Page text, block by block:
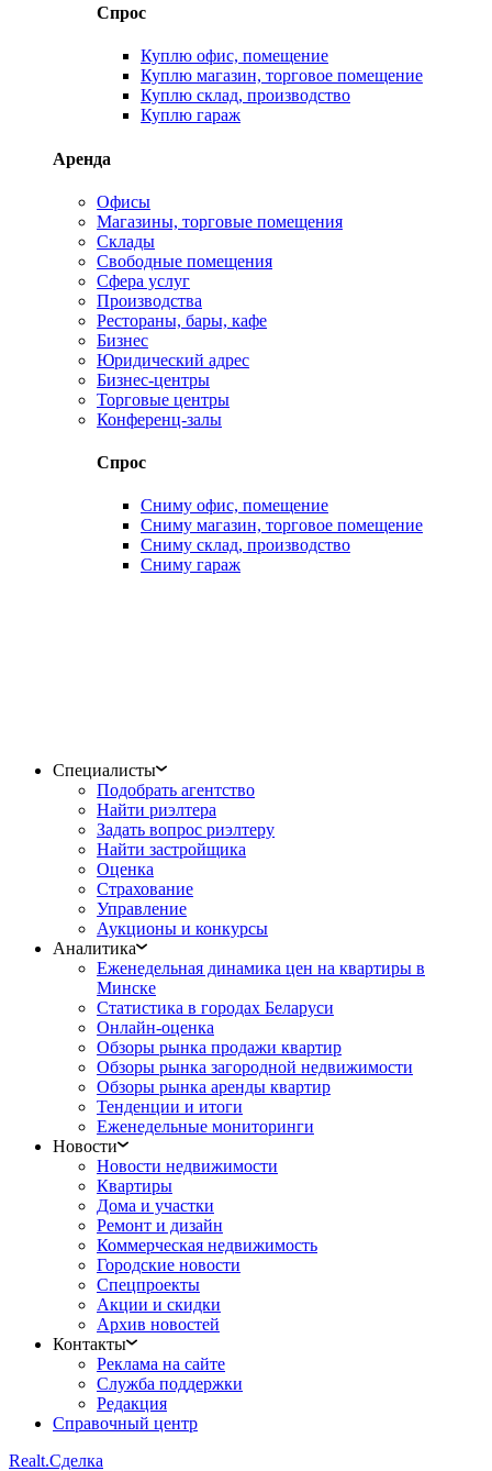
Спрос
Куплю офис, помещение
Куплю магазин, торговое помещение
Куплю склад, производство
Куплю гараж
Аренда
Офисы
Магазины, торговые помещения
Склады
Свободные помещения
Сфера услуг
Производства
Рестораны, бары, кафе
Бизнес
Юридический адрес
Бизнес-центры
Торговые центры
Конференц-залы
Спрос
Сниму офис, помещение
Сниму магазин, торговое помещение
Сниму склад, производство
Сниму гараж
Специалисты
Подобрать агентство
Найти риэлтера
Задать вопрос риэлтеру
Найти застройщика
Оценка
Страхование
Управление
Аукционы и конкурсы
Аналитика
Еженедельная динамика цен на квартиры в
Минске
Статистика в городах Беларуси
Онлайн-оценка
Обзоры рынка продажи квартир
Обзоры рынка загородной недвижимости
Обзоры рынка аренды квартир
Тенденции и итоги
Еженедельные мониторинги
Новости
Новости недвижимости
Квартиры
Дома и участки
Ремонт и дизайн
Коммерческая недвижимость
Городские новости
Спецпроекты
Акции и скидки
Архив новостей
Контакты
Реклама на сайте
Служба поддержки
Редакция
Справочный центр
Realt.Сделка